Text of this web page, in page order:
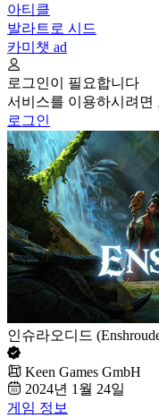
아티클
발라트로 시드
카미챗 ad
로그인이 필요합니다
서비스를 이용하시려면
로그인
인슈라오디드
Keen Games GmbH
2024년 1월 24일
게임 정보